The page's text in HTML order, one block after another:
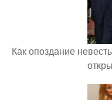
Как опоздание